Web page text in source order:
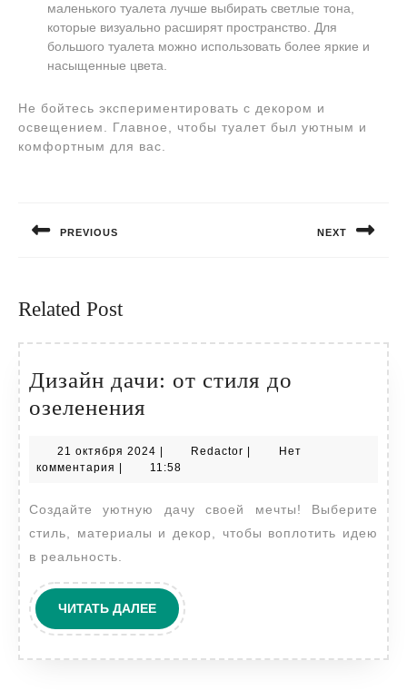
маленького туалета лучше выбирать светлые тона,
которые визуально расширят пространство. Для
большого туалета можно использовать более яркие и
насыщенные цвета.
Не бойтесь экспериментировать с декором и
освещением. Главное, чтобы туалет был уютным и
комфортным для вас.
записям
PREVIOUS NEXT
Related Post
Дизайн дачи: от стиля до
озеленения
от
до
озеленения
21 октября 2024 21
октября
Redactor Redactor
Нет
комментария
11:58
Создайте уютную дачу своей мечты! Выберите
стиль, материалы и декор, чтобы воплотить идею
в реальность.
ЧИТАТЬ ДАЛЕЕЧИТАТЬ
ДАЛЕЕ